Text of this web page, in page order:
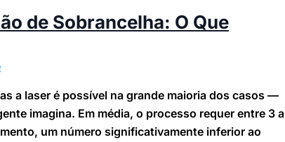
de Sobrancelha: O Que
a laser é possível na grande maioria dos casos —
imagina. Em média, o processo requer entre 3 a
um número significativamente inferior ao